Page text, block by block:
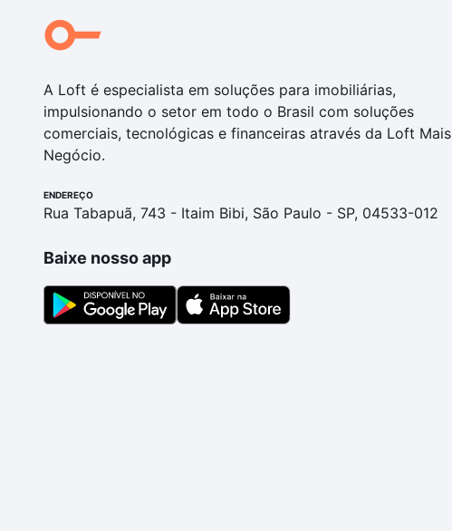
A Loft é especialista em soluções para imobiliárias,
impulsionando o setor em todo o Brasil com soluções
comerciais, tecnológicas e financeiras através da Loft Mais
Negócio.
ENDEREÇO
Rua Tabapuã, 743 - Itaim Bibi, São Paulo - SP, 04533-012
Baixe nosso app